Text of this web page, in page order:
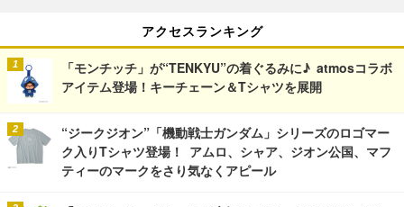
アクセスランキング
「モンチッチ」が“TENKYU”の着ぐるみに♪ atmosコラボ
アイテム登場！キーチェーン＆Tシャツを展開
“ジークジオン”「機動戦士ガンダム」シリーズのロゴマー
ク入りTシャツ登場！ アムロ、シャア、ジオン公国、マフ
ティーのマークをさり気なくアピール